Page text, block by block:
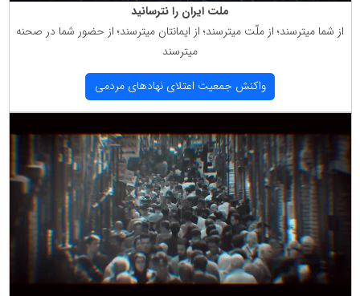
ملت ایران را نترسانید
از شما میترسند؛ از ملّت میترسند؛ از ایمانتان میترسند؛ از حضور شما در صحنه
میترسند
واكنش جمعیت اعتلای نهادهای مردمی